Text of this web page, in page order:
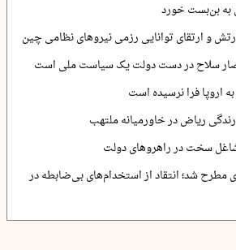
به بن‌بست خورد
و ارتقای توانایی رزمی نیروهای نظامی چین
سلاح در دست دولت یک سیاست ملی است
اروپا فرا نرسیده است
ریاض در خاورمیانه ملتهب
سخت در راهروهای دولت
مطرح شد؛ انتقاد از استخدام‌های بی‌ضابطه در